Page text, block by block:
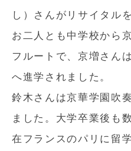
し）さんがリサイタル
お二人とも中学校から
フルートで、京増さん
へ進学されました。
鈴木さんは京華学園吹
ました。大学卒業後も
在フランスのパリに留